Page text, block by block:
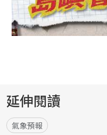
延伸閱讀
氣象預報